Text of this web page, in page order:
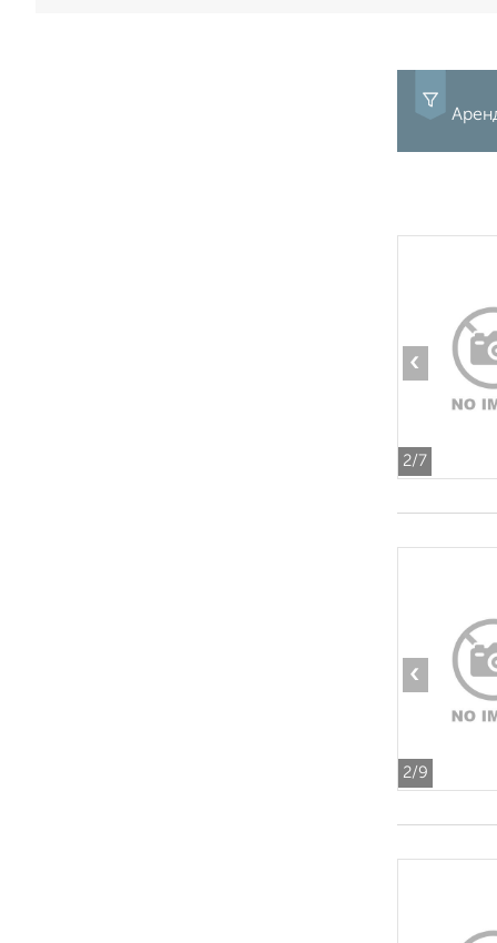
2/7
‹
2/9
‹